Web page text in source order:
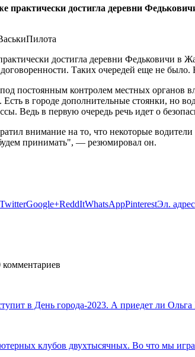
достигла деревни Федьковичи в
Таких очередей еще не
постоянным контролем местных органов
в городе дополнительные стоянки, но
Ведь в первую очередь речь идет о
внимание на то, что некоторые
принимать", — резюмировал он.
TwitterGoogle+ReddItWhatsAppPinterestЭл. адрес
комментариев
в День города-2023. А приедет ли Ольга
клубов двухтысячных. Во что мы